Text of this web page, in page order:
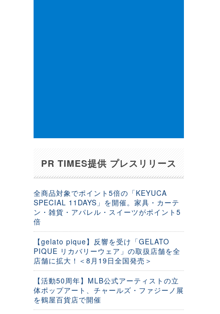
PR TIMES提供 プレスリリース
全商品対象でポイント5倍の「KEYUCA
SPECIAL 11DAYS」を開催。家具・カーテ
ン・雑貨・アパレル・スイーツがポイント5
倍
【gelato pique】反響を受け「GELATO
PIQUE リカバリーウェア」の取扱店舗を全
店舗に拡大！＜8月19日全国発売＞
【活動50周年】MLB公式アーティストの立
体ポップアート、チャールズ・ファジーノ展
を鶴屋百貨店で開催